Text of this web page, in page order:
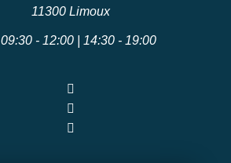
11300 Limoux
09:30 - 12:00 | 14:30 - 19:00